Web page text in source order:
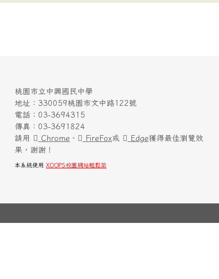
桃園市立中興國民中學
地址：330059桃園市文中路122號
電話：03-3694315
傳真：03-3691824
請用
Chrome 、 FireFox或 Edge獲得最佳瀏覽效
果，謝謝！
本系統使用 XOOPS校園網站輕鬆架